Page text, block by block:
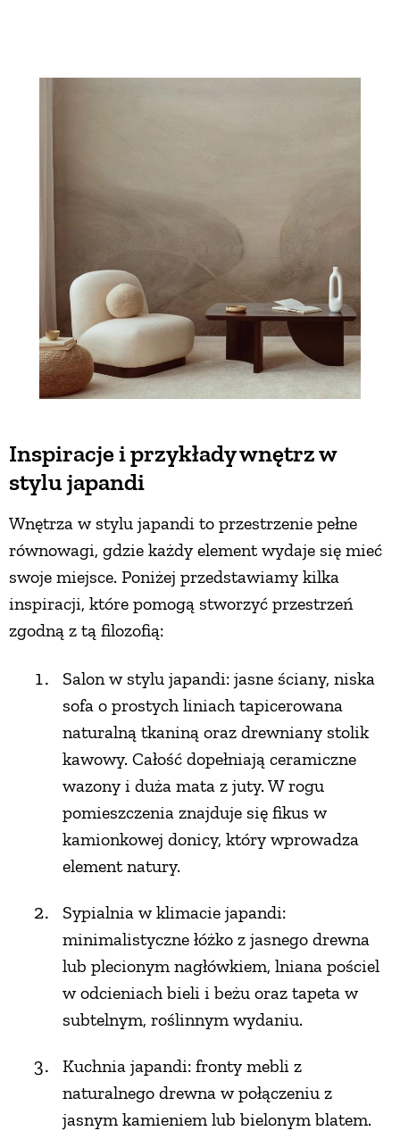
Inspiracje i przykłady wnętrz w
stylu japandi
Wnętrza w stylu japandi to przestrzenie pełne
równowagi, gdzie każdy element wydaje się mieć
swoje miejsce. Poniżej przedstawiamy kilka
inspiracji, które pomogą stworzyć przestrzeń
zgodną z tą filozofią:
Salon w stylu japandi: jasne ściany, niska
sofa o prostych liniach tapicerowana
naturalną tkaniną oraz drewniany stolik
kawowy. Całość dopełniają ceramiczne
wazony i duża mata z juty. W rogu
pomieszczenia znajduje się fikus w
kamionkowej donicy, który wprowadza
element natury.
Sypialnia w klimacie japandi:
minimalistyczne łóżko z jasnego drewna
lub plecionym nagłówkiem, lniana pościel
w odcieniach bieli i beżu oraz tapeta w
subtelnym, roślinnym wydaniu.
Kuchnia japandi: fronty mebli z
naturalnego drewna w połączeniu z
jasnym kamieniem lub bielonym blatem.